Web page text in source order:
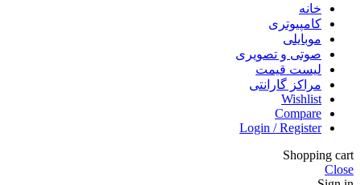
خانه
کامپیوتری
موبایلی
صوتی و تصویری
لیست قیمت
مراکز گارانتی
Wishlist
Compare
Login / Register
Shopping cart
Close